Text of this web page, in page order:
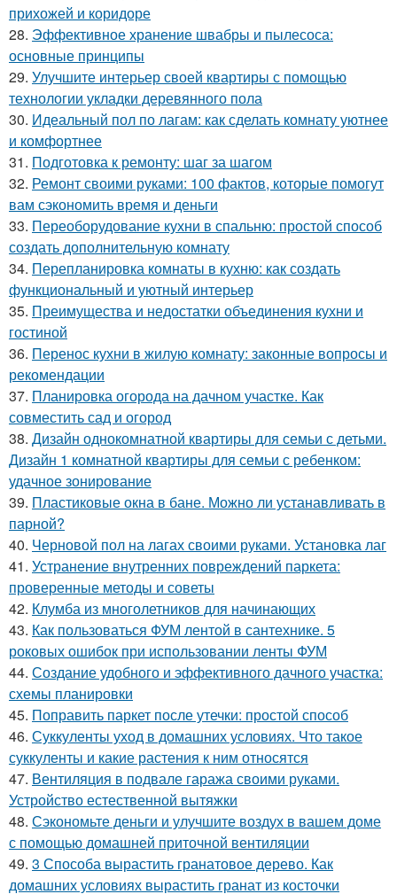
прихожей и коридоре
28. Эффективное хранение швабры и пылесоса:
основные принципы
29. Улучшите интерьер своей квартиры с помощью
технологии укладки деревянного пола
30. Идеальный пол по лагам: как сделать комнату уютнее
и комфортнее
31. Подготовка к ремонту: шаг за шагом
32. Ремонт своими руками: 100 фактов, которые помогут
вам сэкономить время и деньги
33. Переоборудование кухни в спальню: простой способ
создать дополнительную комнату
34. Перепланировка комнаты в кухню: как создать
функциональный и уютный интерьер
35. Преимущества и недостатки объединения кухни и
гостиной
36. Перенос кухни в жилую комнату: законные вопросы и
рекомендации
37. Планировка огорода на дачном участке. Как
совместить сад и огород
38. Дизайн однокомнатной квартиры для семьи с детьми.
Дизайн 1 комнатной квартиры для семьи с ребенком:
удачное зонирование
39. Пластиковые окна в бане. Можно ли устанавливать в
парной?
40. Черновой пол на лагах своими руками. Установка лаг
41. Устранение внутренних повреждений паркета:
проверенные методы и советы
42. Клумба из многолетников для начинающих
43. Как пользоваться ФУМ лентой в сантехнике. 5
роковых ошибок при использовании ленты ФУМ
44. Создание удобного и эффективного дачного участка:
схемы планировки
45. Поправить паркет после утечки: простой способ
46. Суккуленты уход в домашних условиях. Что такое
суккуленты и какие растения к ним относятся
47. Вентиляция в подвале гаража своими руками.
Устройство естественной вытяжки
48. Сэкономьте деньги и улучшите воздух в вашем доме
с помощью домашней приточной вентиляции
49. 3 Способа вырастить гранатовое дерево. Как
домашних условиях вырастить гранат из косточки